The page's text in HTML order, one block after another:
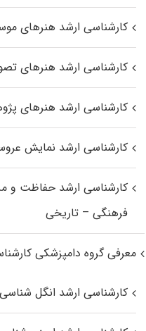
کارشناسی ارشد هنرهای
کارشناسی ارشد هنرهای
کارشناسی ارشد هنرهای
کارشناسی ارشد نمایش
کارشناسی ارشد حفاظت و
فرهنگی – تاریخی
معرفی گروه دامپزشکی
کارشناسی ارشد انگل شناسی